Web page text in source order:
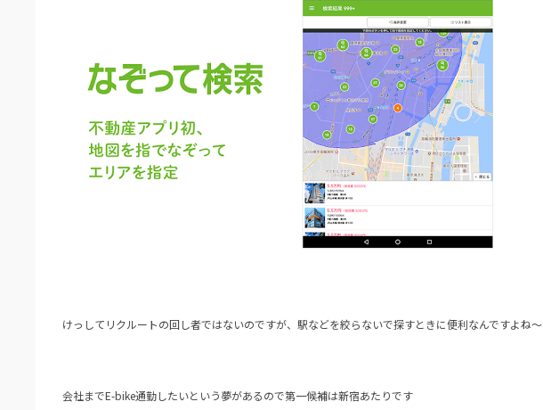
けっしてリクルートの回し者ではないのですが、駅などを絞らないで探すときに便利なんですよね～
会社までE-bike通勤したいという夢があるので第一候補は新宿あたりです